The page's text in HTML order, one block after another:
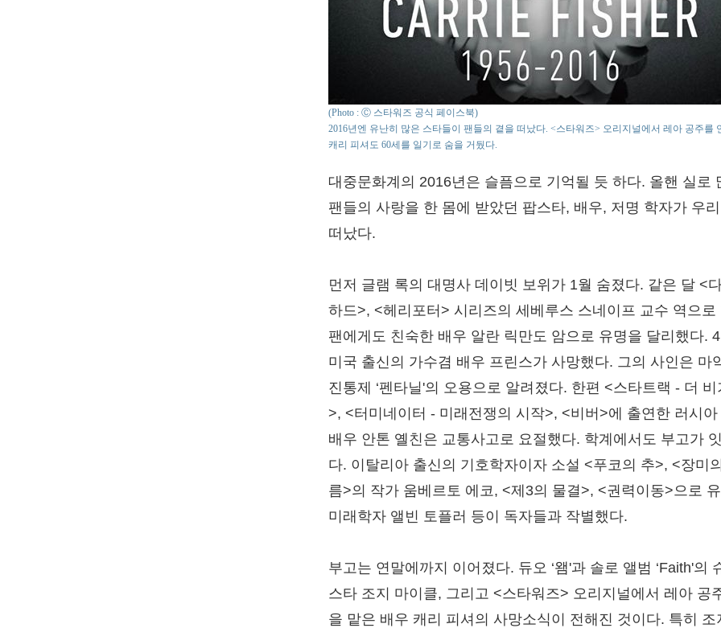
(Photo : Ⓒ 스타워즈 공식 페이스북)
2016년엔 유난히 많은 스타들이 팬들의 곁을 떠났다. <스타워즈> 오리지널에서 레아 공주를
캐리 피셔도 60세를 일기로 숨을 거뒀다.
대중문화계의 2016년은 슬픔으로 기억될 듯 하다. 올핸 실로
팬들의 사랑을 한 몸에 받았던 팝스타, 배우, 저명 학자가 우
떠났다.
먼저 글램 록의 대명사 데이빗 보위가 1월 숨졌다. 같은 달 <다
하드>, <헤리포터> 시리즈의 세베루스 스네이프 교수 역으로
팬에게도 친숙한 배우 알란 릭만도 암으로 유명을 달리했다.
미국 출신의 가수겸 배우 프린스가 사망했다. 그의 사인은 마
진통제 ‘펜타닐'의 오용으로 알려졌다. 한편 <스타트랙 - 더 비
>, <터미네이터 - 미래전쟁의 시작>, <비버>에 출연한 러시아
배우 안톤 옐친은 교통사고로 요절했다. 학계에서도 부고가
다. 이탈리아 출신의 기호학자이자 소설 <푸코의 추>, <장미의
름>의 작가 움베르토 에코, <제3의 물결>, <권력이동>으로
미래학자 앨빈 토플러 등이 독자들과 작별했다.
부고는 연말에까지 이어졌다. 듀오 ‘왬'과 솔로 앨범 ‘Faith'의
스타 조지 마이클, 그리고 <스타워즈> 오리지널에서 레아 공
을 맡은 배우 캐리 피셔의 사망소식이 전해진 것이다. 특히 조